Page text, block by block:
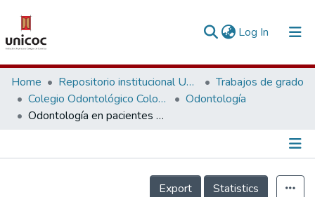
Log In (current)
Communities & Collections
Research Outputs
People
Home Repositorio institucional Unicoc, RI-unicoc
Trabajos de grado
Colegio Odontológico Colombiano
Odontología
Odontología en pacientes psiquiátricos
Información de la Publicación
Export
Statistics